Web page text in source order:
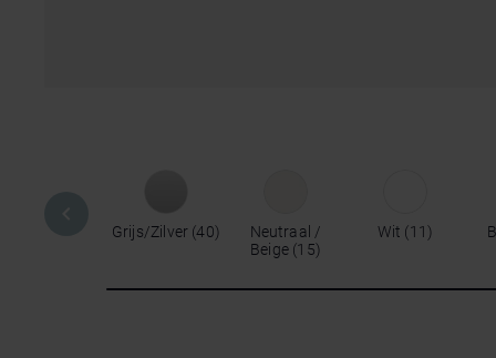
Grijs/Zilver 40
Neutraal /
Beige 15
Wit 11